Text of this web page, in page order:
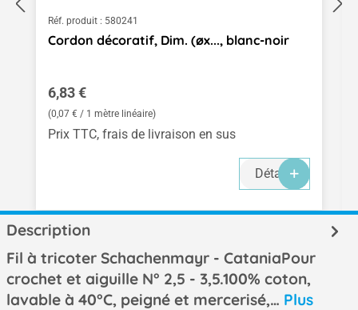
Réf. produit : 580241
Cordon décoratif, Dim. (øx..., blanc-noir
Prix régulier :
6,83 €
(0,07 € / 1 mètre linéaire)
Prix TTC, frais de livraison en sus
Détails
Description
Fil à tricoter Schachenmayr - CataniaPour
crochet et aiguille N° 2,5 - 3,5.100% coton,
lavable à 40°C, peigné et mercerisé,… Plus